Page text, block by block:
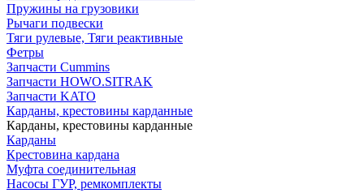
Пружины на грузовики
Рычаги подвески
Тяги рулевые, Тяги реактивные
Фетры
Запчасти Cummins
Запчасти HOWO.SITRAK
Запчасти KATO
Карданы, крестовины карданные
Карданы, крестовины карданные
Карданы
Крестовина кардана
Муфта соединительная
Насосы ГУР, ремкомплекты